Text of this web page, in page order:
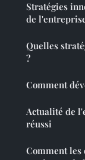
Stratégies
de
Quelles
?
Comment
Actualité de
réussi
Comment